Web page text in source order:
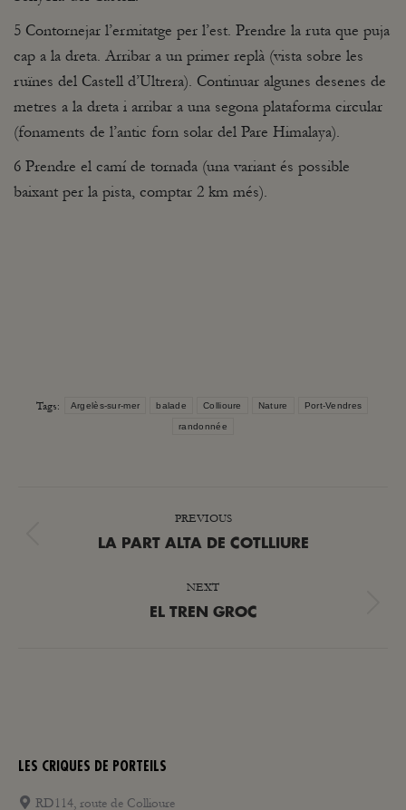
5 Contornejar l’ermitatge per l’est. Prendre la ruta que puja
cap a la dreta. Arribar a un primer replà (vista sobre les
ruïnes del Castell d’Ultrera). Continuar algunes desenes de
metres a la dreta i arribar a una segona plataforma circular
(fonaments de l’antic forn solar del Pare Himalaya).
6 Prendre el camí de tornada (una variant és possible
baixant per la pista, comptar 2 km més).
Tags: Argelès-sur-mer balade Collioure Nature Port-Vendres
randonnée
NAVIGATION
PREVIOUS
Previous
LA PART ALTA DE COTLLIURE
NEXT
Next
EL TREN GROC
LES CRIQUES DE PORTEILS
RD114, route de Collioure